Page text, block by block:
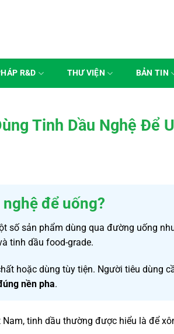
R&D THƯ VIỆN BẢN TIN
Tinh Dầu Nghệ Để
để uống?
số sản phẩm dùng qua đường uống
tinh dầu food-grade.
hoặc dùng tùy tiện. Người tiêu dùng
nền pha.
tinh dầu thường được hiểu là để